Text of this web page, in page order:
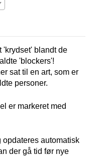
'krydset' blandt de
'blockers'!
sat til en art, som er
personer.
er markeret med
opdateres automatisk
der gå tid før nye